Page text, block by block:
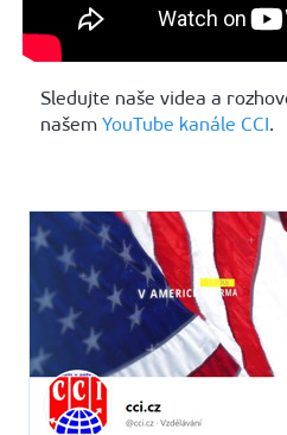
Sledujte naše videa a
našem YouTube kanále CCI.